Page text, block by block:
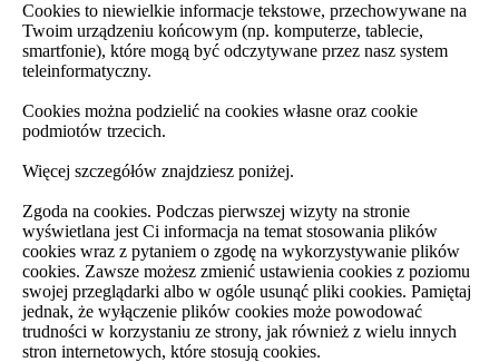
Cookies to niewielkie informacje tekstowe, przechowywane na
Twoim urządzeniu końcowym (np. komputerze, tablecie,
smartfonie), które mogą być odczytywane przez nasz system
teleinformatyczny.
Cookies można podzielić na cookies własne oraz cookie
podmiotów trzecich.
Więcej szczegółów znajdziesz poniżej.
Zgoda na cookies. Podczas pierwszej wizyty na stronie
wyświetlana jest Ci informacja na temat stosowania plików
cookies wraz z pytaniem o zgodę na wykorzystywanie plików
cookies. Zawsze możesz zmienić ustawienia cookies z poziomu
swojej przeglądarki albo w ogóle usunąć pliki cookies. Pamiętaj
jednak, że wyłączenie plików cookies może powodować
trudności w korzystaniu ze strony, jak również z wielu innych
stron internetowych, które stosują cookies.